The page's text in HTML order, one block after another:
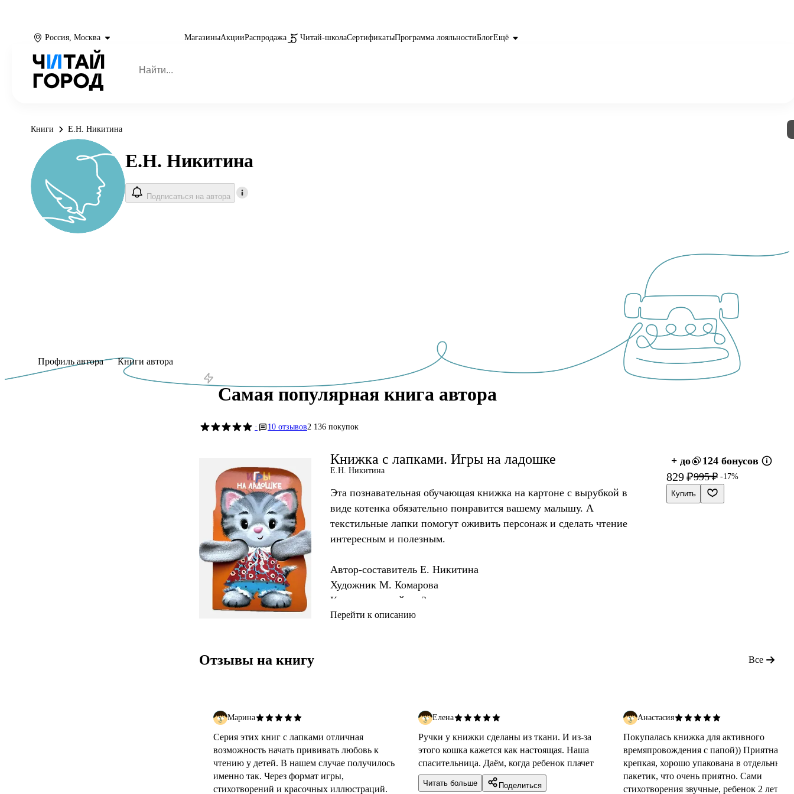
Россия, Москва МагазиныАкцииРаспродажа Читай-школаСертификатыПрограмма лояльностиБлогЕщё
Книги Е.Н. Никитина
Е.Н. Никитина
Подписаться на автора
Профиль автора Книги автора
Самая популярная книга автора
· 10 отзывов2 136 покупок
Книжка с лапками. Игры на ладошке
Е.Н. Никитина
+ до 124 бонусов
829 ₽995 ₽ -17%
Купить
Эта познавательная обучающая книжка на картоне с вырубкой в
виде котенка обязательно понравится вашему малышу. А
текстильные лапки помогут оживить персонаж и сделать чтение
интересным и полезным.
Автор-составитель Е. Никитина
Художник М. Комарова
Книга для детей до 3 лет
Перейти к описанию
Отзывы на книгу Все
Марина
Серия этих книг с лапками отличная
возможность начать прививать любовь к
чтению у детей. В нашем случае получилось
именно так. Через формат игры,
стихотворений и красочных иллюстраций.
Елена
Ручки у книжки сделаны из ткани. И из-за
этого кошка кажется как настоящая. Наша
спасительница. Даём, когда ребенок плачет
Читать больше Поделиться
Анастасия
Покупалась книжка для активного
времяпровождения с папой)) Приятная,
крепкая, хорошо упакована в отдельный
пакетик, что очень приятно. Сами
стихотворения звучные, ребенок 2 лет